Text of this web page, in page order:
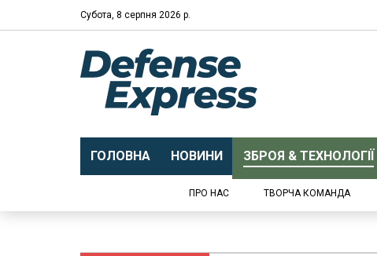
Субота, 8 серпня 2026 р.
ГОЛОВНА НОВИНИ ЗБРОЯ & ТЕХНОЛОГІЇ
ПРО НАС ТВОРЧА КОМАНДА